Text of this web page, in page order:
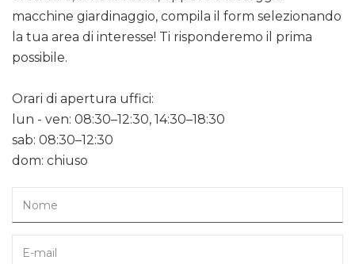
macchine giardinaggio, compila il form selezionando
la tua area di interesse! Ti risponderemo il prima
possibile.
Orari di apertura uffici:
lun - ven: 08:30–12:30, 14:30–18:30
sab: 08:30–12:30
dom: chiuso